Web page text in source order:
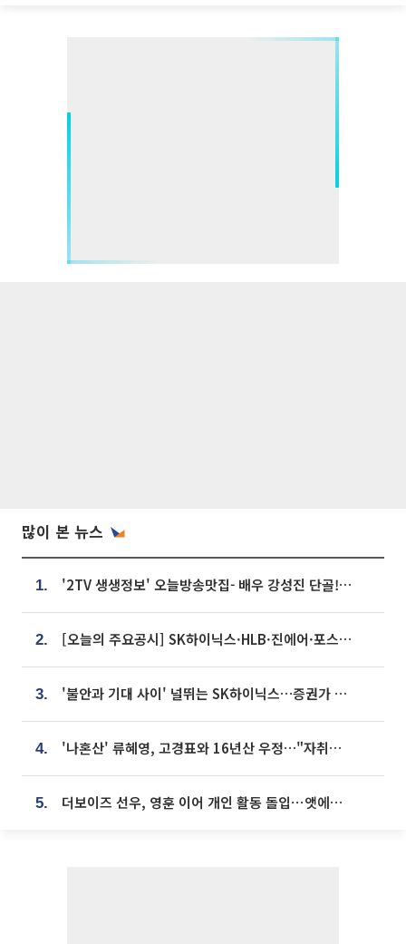
많이 본 뉴스
1. '2TV 생생정보' 오늘방송맛집- 배우 강성진 단골! 쌀국수ㆍ푸팟퐁 커리 맛집 '블○○○'
2. [오늘의 주요공시] SK하이닉스·HLB·진에어·포스코홀딩스·네이버·대우건설 등
3. '불안과 기대 사이' 널뛰는 SK하이닉스…증권가 "HBM4·LTA 기반 펀터멘털 견고"
4. '나혼산' 류혜영, 고경표와 16년산 우정…"자취방서 부모님과 마주쳐"
5. 더보이즈 선우, 영훈 이어 개인 활동 돌입⋯앳에어리어와 전속계약